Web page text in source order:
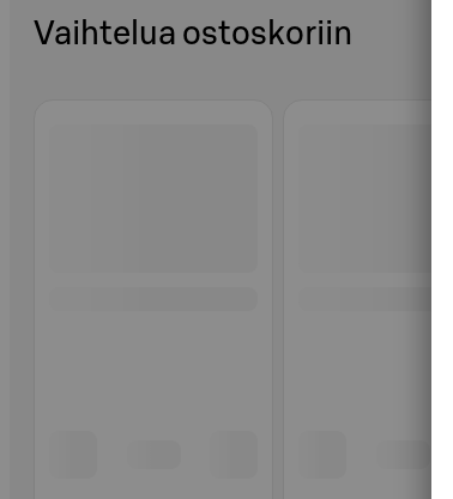
Vaihtelua ostoskoriin